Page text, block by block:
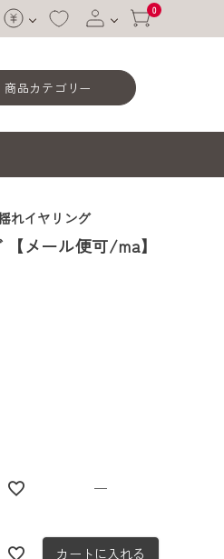
会員登録
0
商品カテゴリー
れイヤリング
メール便可/ma】
—
カートに入れる